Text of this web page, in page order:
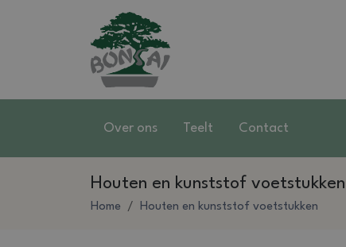
Over ons Teelt Contact
Houten en kunststof voetstukken
Home Houten en kunststof voetstukken